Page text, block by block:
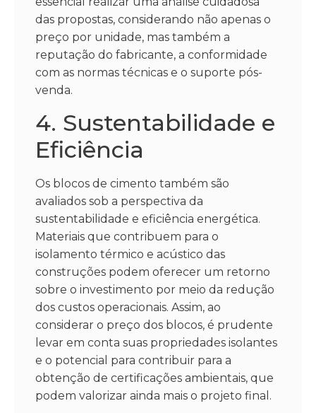
das propostas, considerando não apenas o
preço por unidade, mas também a
reputação do fabricante, a conformidade
com as normas técnicas e o suporte pós-
venda.
4. Sustentabilidade e
Eficiência
Os blocos de cimento também são
avaliados sob a perspectiva da
sustentabilidade e eficiência energética.
Materiais que contribuem para o
isolamento térmico e acústico das
construções podem oferecer um retorno
sobre o investimento por meio da redução
dos custos operacionais. Assim, ao
considerar o preço dos blocos, é prudente
levar em conta suas propriedades isolantes
e o potencial para contribuir para a
obtenção de certificações ambientais, que
podem valorizar ainda mais o projeto final.